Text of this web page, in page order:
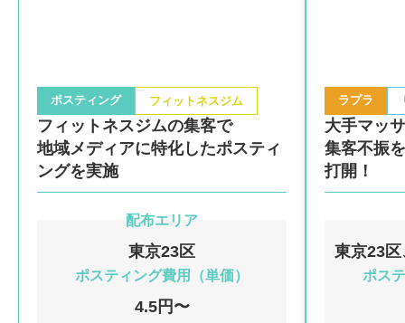
ポスティング フィットネスジム
フィットネスジムの集客で
地域メディアに特化したポスティ
ングを実施
配布エリア
東京23区
ポスティング費用（単価）
4.5円〜
ラプラ
大手マッ
集客不振
打開！
東京23
ポス